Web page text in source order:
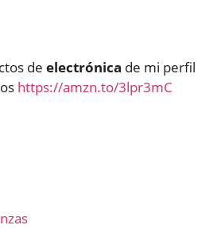
de electrónica de mi perfil
https://amzn.to/3lpr3mC